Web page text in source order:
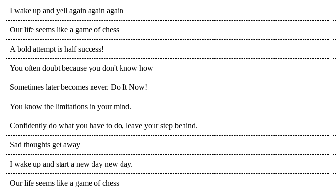
I wake up and yell again again again
Our life seems like a game of chess
A bold attempt is half success!
You often doubt because you don't know how
Sometimes later becomes never. Do It Now!
You know the limitations in your mind.
Confidently do what you have to do, leave your step behind.
Sad thoughts get away
I wake up and start a new day new day.
Our life seems like a game of chess